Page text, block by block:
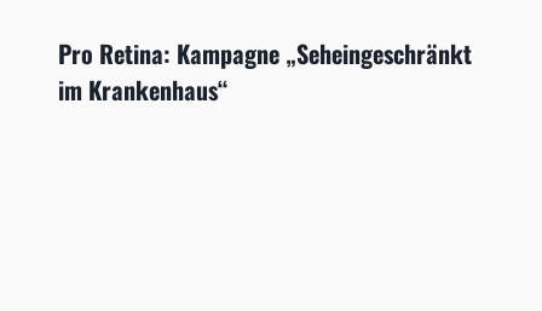
Pro Retina: Kampagne „Seheingeschränkt
im Krankenhaus“